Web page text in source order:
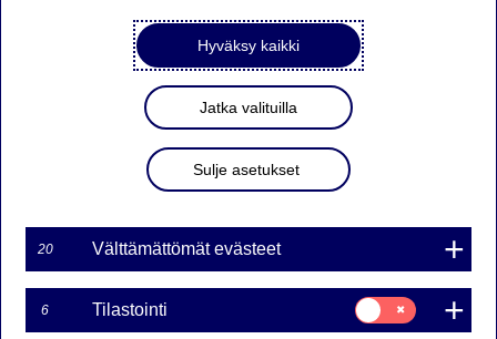
26-01-2022 22:30
Nordea Bank Oyj
Pörssitiedote – Muutokset omien osakkeiden
26.01.2022 klo 22.30 Suomen aikaa
26.01.2022 hankkinut omia osakkeitaan (ISIN:
FI4000297767) omistukseensa seuraavasti:
Markkinapaikka (MIC-koodi) Osakkeiden lukumäärä
Hyväksy kaikki
Jatka valituilla
Sulje asetukset
20 Välttämättömät evästeet
6 Tilastointi
Suostumusvalinta:
Tilastointi